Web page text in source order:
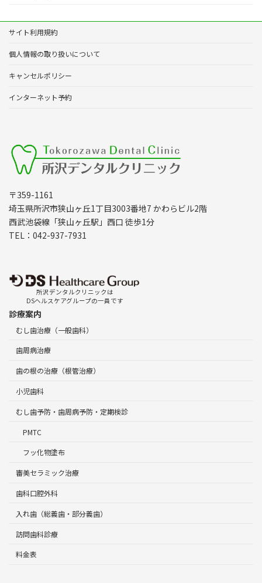
サイト利用規約
個人情報の取り扱いについて
キャンセルポリシー
インターネット予約
〒359-1161
埼玉県所沢市狭山ヶ丘1丁目3003番地7 かわらビル2階
西武池袋線「狭山ヶ丘駅」西口 徒歩1分
TEL：042-937-7931
所沢デンタルクリニックは
DSヘルスケアグループの一員です
診療案内
むし歯治療（一般歯科）
歯周病治療
歯の根の治療（根管治療）
小児歯科
むし歯予防・歯周病予防・定期検診
PMTC
フッ化物塗布
審美セラミック治療
歯科口腔外科
入れ歯（総義歯・部分義歯）
訪問歯科診療
料金表